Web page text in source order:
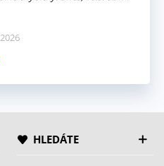
HLEDÁTE